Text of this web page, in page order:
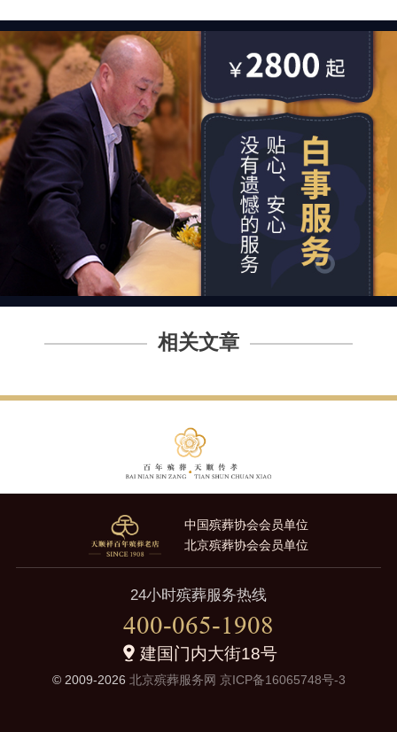
相关文章
中国殡葬协会会员单位
北京殡葬协会会员单位
24小时殡葬服务热线
400-065-1908
建国门内大街18号
© 2009-2026 北京殡葬服务网 京ICP备16065748号-3